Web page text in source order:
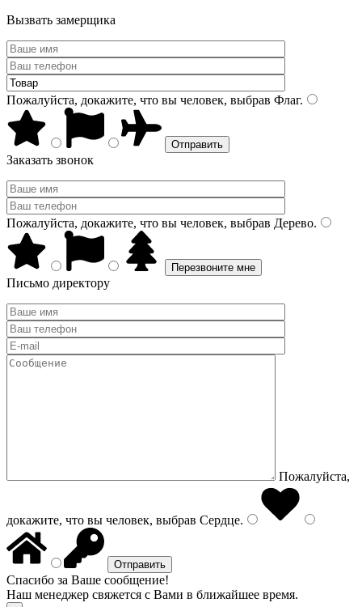
Вызвать замерщика
Пожалуйста, докажите, что вы человек, выбрав Флаг.
Заказать звонок
Пожалуйста, докажите, что вы человек, выбрав Дерево.
Письмо директору
Пожалуйста,
докажите, что вы человек, выбрав Сердце.
Спасибо за Ваше сообщение!
Наш менеджер свяжется с Вами в ближайшее время.